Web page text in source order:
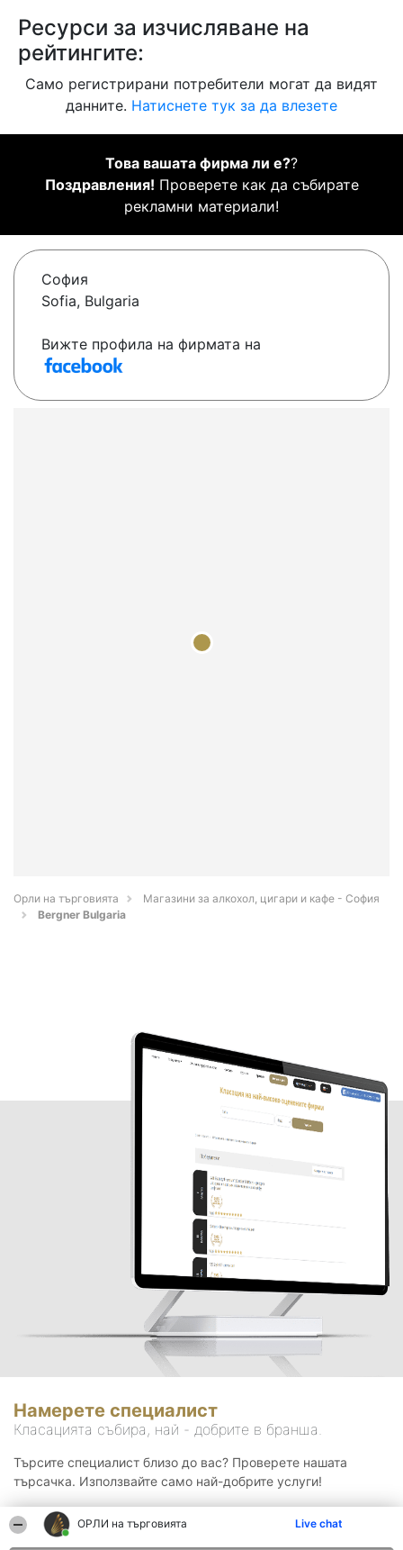
ОРЛИ на търговията Live chat
Ресурси за изчисляване на
рейтингите:
Само регистрирани потребители могат да видят
данните. Натиснете тук за да влезете
Това вашата фирма ли е??
Поздравления! Проверете как да събирате
рекламни материали!
София
Sofia, Bulgaria
Вижте профила на фирмата на
Орли на търговията
Магазини за алкохол, цигари и кафе - София
Bergner Bulgaria
Намерете специалист
Класацията събира, най - добрите в бранша.
Търсите специалист близо до вас? Проверете нашата
търсачка. Използвайте само най-добрите услуги!